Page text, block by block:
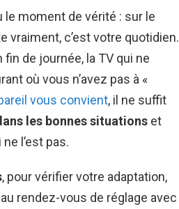
le moment de vérité : sur le
vraiment, c’est votre quotidien.
de journée, la TV qui ne
où vous n’avez pas à «
vous convient, il ne suffit
les bonnes situations et
l’est pas.
, pour vérifier votre adaptation,
rendez-vous de réglage avec